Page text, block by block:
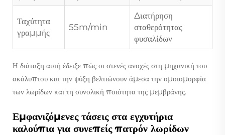
Ταχύτητα
γραμμής
55m/min
Διατήρηση
σταθερότητας
φυσαλίδων
Η διάταξη αυτή έδειξε πώς οι στενές ανοχές στη μηχανική του
ακάλυπτου και την ψύξη βελτιώνουν άμεσα την ομοιομορφία
των λωρίδων και τη συνολική ποιότητα της μεμβράνης.
Εμφανιζόμενες τάσεις στα εγχυτήρια
καλούπια για συνεπείς πατρόν λωρίδων